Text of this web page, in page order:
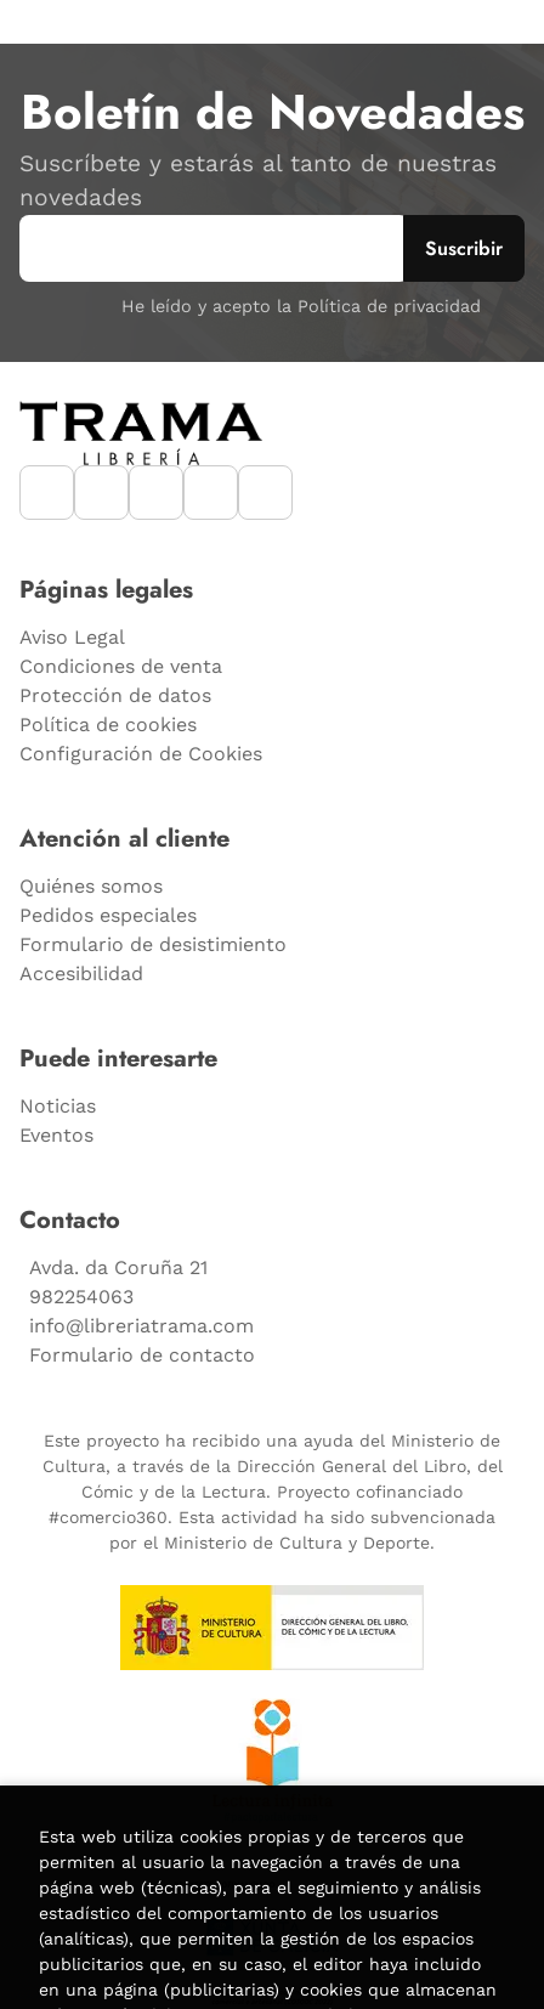
Boletín de Novedades
Suscríbete y estarás al tanto de nuestras
novedades
He leído y acepto la Política de privacidad
Páginas legales
Aviso Legal
Condiciones de venta
Protección de datos
Política de cookies
Configuración de Cookies
Atención al cliente
Quiénes somos
Pedidos especiales
Formulario de desistimiento
Accesibilidad
Puede interesarte
Noticias
Eventos
Contacto
Avda. da Coruña 21
982254063
info@libreriatrama.com
Formulario de contacto
Este proyecto ha recibido una ayuda del Ministerio de
Cultura, a través de la Dirección General del Libro, del
Cómic y de la Lectura. Proyecto cofinanciado
#comercio360. Esta actividad ha sido subvencionada
por el Ministerio de Cultura y Deporte.
Esta web utiliza cookies propias y de terceros que
permiten al usuario la navegación a través de una
página web (técnicas), para el seguimiento y análisis
estadístico del comportamiento de los usuarios
(analíticas), que permiten la gestión de los espacios
publicitarios que, en su caso, el editor haya incluido
en una página (publicitarias) y cookies que almacenan